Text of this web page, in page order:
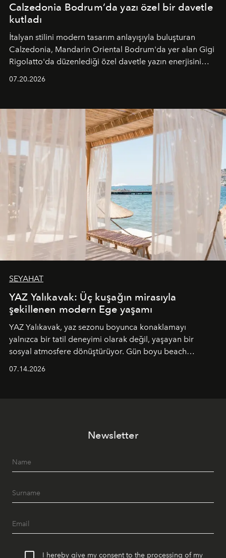
Calzedonia Bodrum’da yazı özel bir davetle
kutladı
İtalyan stilini modern tasarım anlayışıyla buluşturan
Calzedonia, Mandarin Oriental Bodrum'da yer alan Gigi
Rigolatto'da düzenlediği özel davetle yazın enerjisini
07.20.2026
SEYAHAT
YAZ Yalıkavak: Üç kuşağın mirasıyla
şekillenen modern Ege yaşamı
YAZ Yalıkavak, yaz sezonu boyunca konaklamayı
yalnızca bir tatil deneyimi olarak değil, yaşayan bir
sosyal atmosfere dönüştürüyor. Gün boyu beach
geceye taşıyarak her hafta farklı bir deneyim sunuyor.
07.14.2026
Newsletter
I hereby give my consent to the processing of my